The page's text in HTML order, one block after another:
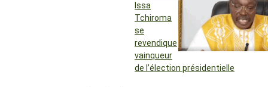
Issa
Tchiroma
se
revendique
vainqueur
de l’élection présidentielle